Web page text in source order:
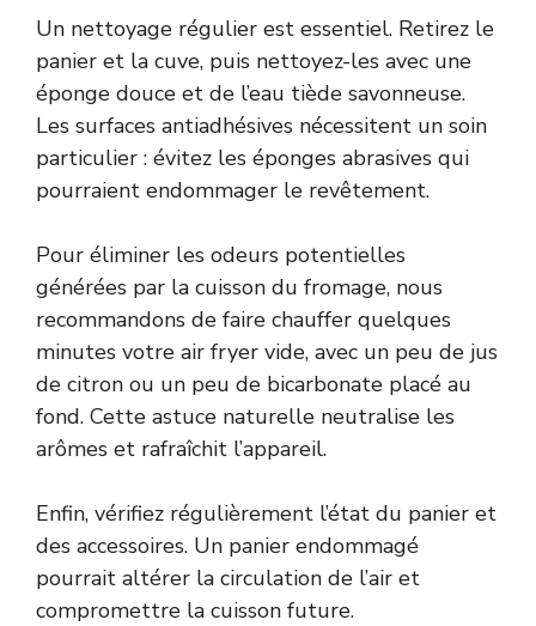
Un nettoyage régulier est essentiel. Retirez le
panier et la cuve, puis nettoyez-les avec une
éponge douce et de l’eau tiède savonneuse.
Les surfaces antiadhésives nécessitent un soin
particulier : évitez les éponges abrasives qui
pourraient endommager le revêtement.
Pour éliminer les odeurs potentielles
générées par la cuisson du fromage, nous
recommandons de faire chauffer quelques
minutes votre air fryer vide, avec un peu de jus
de citron ou un peu de bicarbonate placé au
fond. Cette astuce naturelle neutralise les
arômes et rafraîchit l’appareil.
Enfin, vérifiez régulièrement l’état du panier et
des accessoires. Un panier endommagé
pourrait altérer la circulation de l’air et
compromettre la cuisson future.